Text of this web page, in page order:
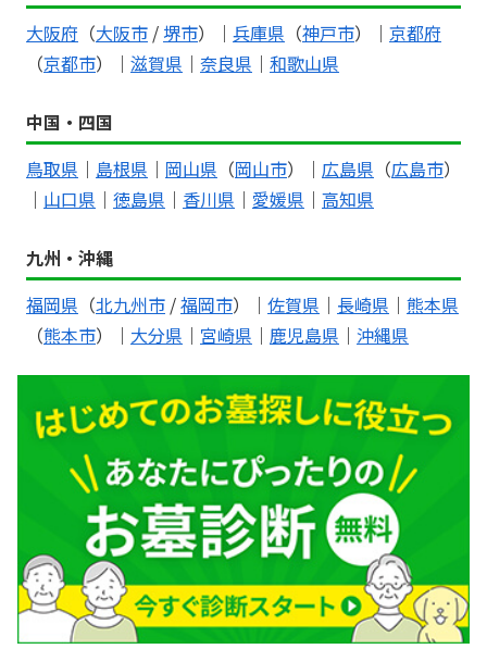
大阪府 （大阪市 / 堺市）｜ 兵庫県 （神戸市）｜ 京都府
（京都市）｜ 滋賀県 ｜ 奈良県 ｜ 和歌山県
中国・四国
鳥取県 ｜ 島根県 ｜ 岡山県 （岡山市）｜ 広島県 （広島市）
｜ 山口県 ｜ 徳島県 ｜ 香川県 ｜ 愛媛県 ｜ 高知県
九州・沖縄
福岡県 （北九州市 /福岡市）｜ 佐賀県 ｜ 長崎県 ｜ 熊本県
（熊本市）｜ 大分県 ｜ 宮崎県 ｜ 鹿児島県 ｜ 沖縄県